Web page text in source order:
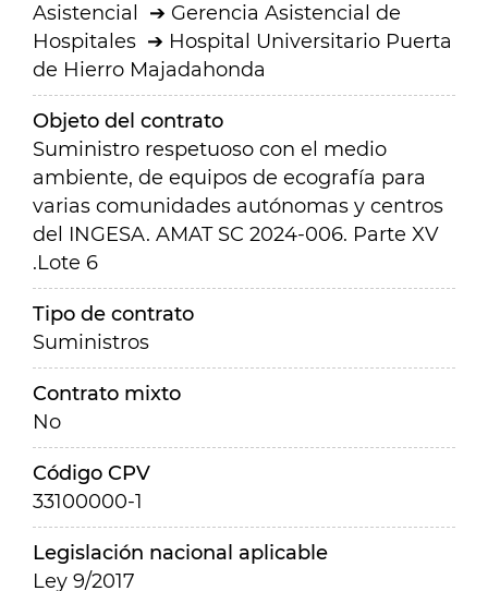
Asistencial
Gerencia Asistencial de
Hospitales
Hospital Universitario Puerta
de Hierro Majadahonda
Objeto del contrato
Suministro respetuoso con el medio
ambiente, de equipos de ecografía para
varias comunidades autónomas y centros
del INGESA. AMAT SC 2024-006. Parte XV
.Lote 6
Tipo de contrato
Suministros
Contrato mixto
No
Código CPV
33100000-1
Legislación nacional aplicable
Ley 9/2017